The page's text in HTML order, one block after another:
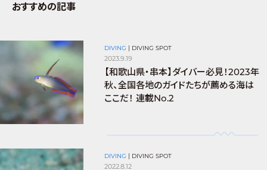
おすすめの記事
DIVING | DIVING SPOT
2023.9.19
【和歌山県・串本】ダイバー必見！2023年
秋、全国各地のガイドたちが薦める海は
ここだ！ 連載No.2
DIVING | DIVING SPOT
2022.8.12